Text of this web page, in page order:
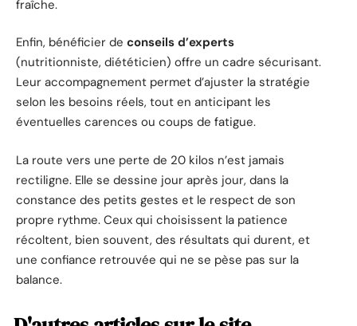
fraîche.
Enfin, bénéficier de conseils d’experts
(nutritionniste, diététicien) offre un cadre sécurisant.
Leur accompagnement permet d’ajuster la stratégie
selon les besoins réels, tout en anticipant les
éventuelles carences ou coups de fatigue.
La route vers une perte de 20 kilos n’est jamais
rectiligne. Elle se dessine jour après jour, dans la
constance des petits gestes et le respect de son
propre rythme. Ceux qui choisissent la patience
récoltent, bien souvent, des résultats qui durent, et
une confiance retrouvée qui ne se pèse pas sur la
balance.